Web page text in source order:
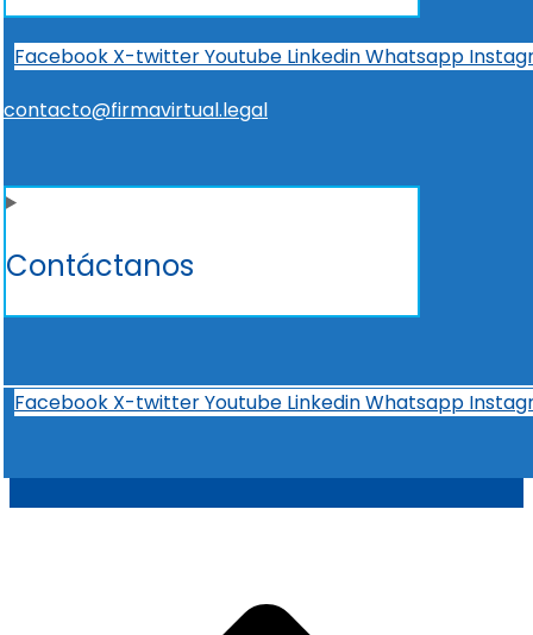
Facebook X-twitterYoutube LinkedinWhatsapp
contacto@firmavirtual.legal
Contáctanos
Facebook X-twitterYoutube LinkedinWhatsapp